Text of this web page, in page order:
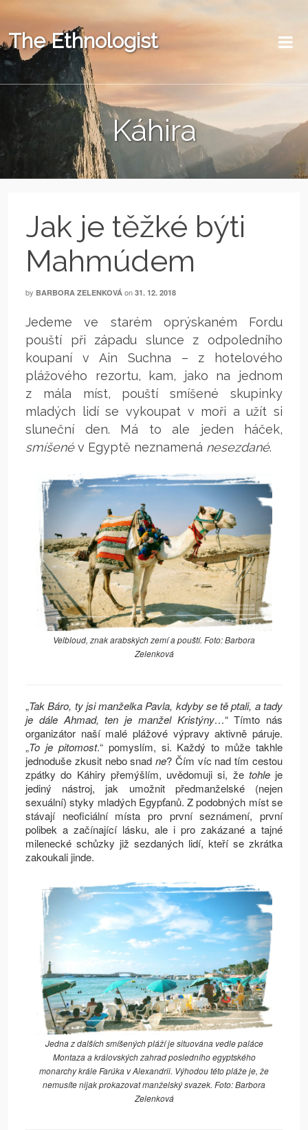
The Ethnologist
Káhira
Jak je těžké býti
Mahmúdem
by BARBORA ZELENKOVÁ on 31. 12. 2018
Jedeme ve starém oprýskaném Fordu
pouští při západu slunce z odpoledního
koupaní v Ain Suchna – z hotelového
plážového rezortu, kam, jako na jednom
z mála míst, pouští smíšené skupinky
mladých lidí se vykoupat v moři a užít si
sluneční den. Má to ale jeden háček,
smíšenév Egyptě neznamená nesezdané.
Velbloud, znak arabských zemí a pouští. Foto: Barbora
Zelenková
„Tak Báro, ty jsi manželka Pavla, kdyby se tě ptali, a tady
je dále Ahmad, ten je manžel Kristýny…“ Tímto nás
organizátor naší malé plážové výpravy aktivně páruje.
„To je pitomost.“ pomyslím, si. Každý to může takhle
jednoduše zkusit nebo snadne? Čím víc nad tím cestou
zpátky do Káhiry přemýšlím, uvědomuji si, že tohleje
jediný nástroj, jak umožnit předmanželské (nejen
sexuální) styky mladých Egypťanů. Z podobných míst se
stávají neoficiální místa pro první seznámení, první
polibek a začínající lásku, ale i pro zakázané a tajné
milenecké schůzky již sezdaných lidí, kteří se zkrátka
zakoukali jinde.
Jedna z dalších smíšených pláží je situována vedle paláce
Montaza a královských zahrad posledního egyptského
monarchy krále Farúka v Alexandrii. Výhodou této pláže je, že
nemusíte nijak prokazovat manželský svazek. Foto: Barbora
Zelenková